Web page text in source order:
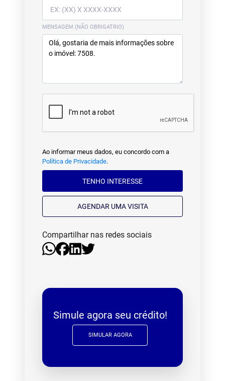
MENSAGEM (NÃO OBRIGATRIO)
Ao informar meus dados, eu concordo com a
Política de Privacidade.
TENHO INTERESSE
AGENDAR UMA VISITA
Compartilhar nas redes sociais
Simule agora seu crédito!
SIMULAR AGORA